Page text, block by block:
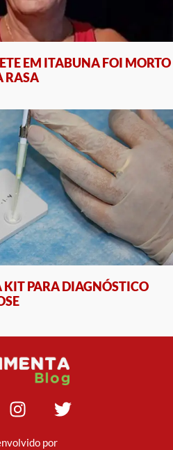
EM ITABUNA FOI MORTO
RASA
PARA DIAGNÓSTICO
por